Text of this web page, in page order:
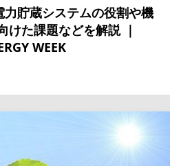
力貯蔵システムの役割や機
けた課題などを解説 ｜
WEEK